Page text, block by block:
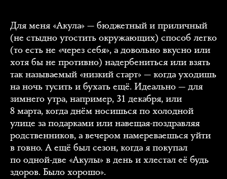
Для меня «Акула» — бюджетный и приличный
(не стыдно угостить окружающих) способ легко
(то есть не «через себя», а довольно вкусно или
хотя бы не противно) надербениться или взять
так называемый «низкий старт» — когда уходишь
на ночь тусить и бухать ещё. Идеально — для
зимнего утра, например, 31 декабря, или
8 марта, когда днём носишься по холодной
улице за подарками или навещая-поздравляя
родственников, а вечером намереваешься уйти
в говно. А ещё был сезон, когда я покупал
по одной-две «Акулы» в день и хлестал её будь
здоров. Было хорошо».